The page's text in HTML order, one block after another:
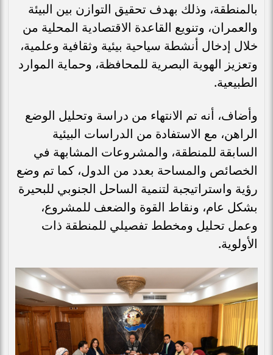
بالمنطقة، وذلك بهدف تحقيق التوازن بين البيئة
والعمران، وتنويع القاعدة الاقتصادية المحلية من
خلال إدخال أنشطة سياحية بيئية وثقافية وعلمية،
وتعزيز الهوية البصرية للمحافظة، وحماية الموارد
الطبيعية.
وأضاف، أنه تم الانتهاء من دراسة وتحليل الوضع
الراهن، مع الاستفادة من الدراسات البيئية
السابقة للمنطقة، والمشروعات المشابهة في
الخصائص والمساحة بعدد من الدول، كما تم وضع
رؤية واستراتيجبة لتنمية الساحل الجنوبي للبحيرة
بشكل عام، ونقاط القوة والضعف للمشروع،
وعمل تحليل ومخطط تفصيلي للمنطقة ذات
الأولوية.